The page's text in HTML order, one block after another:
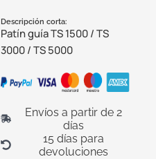
Descripción corta:
Patín guía TS 1500 / TS
3000 / TS 5000
Envíos a partir de 2
días
15 días para
devoluciones